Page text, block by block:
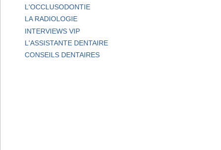
L'OCCLUSODONTIE
LA RADIOLOGIE
INTERVIEWS VIP
L'ASSISTANTE DENTAIRE
CONSEILS DENTAIRES